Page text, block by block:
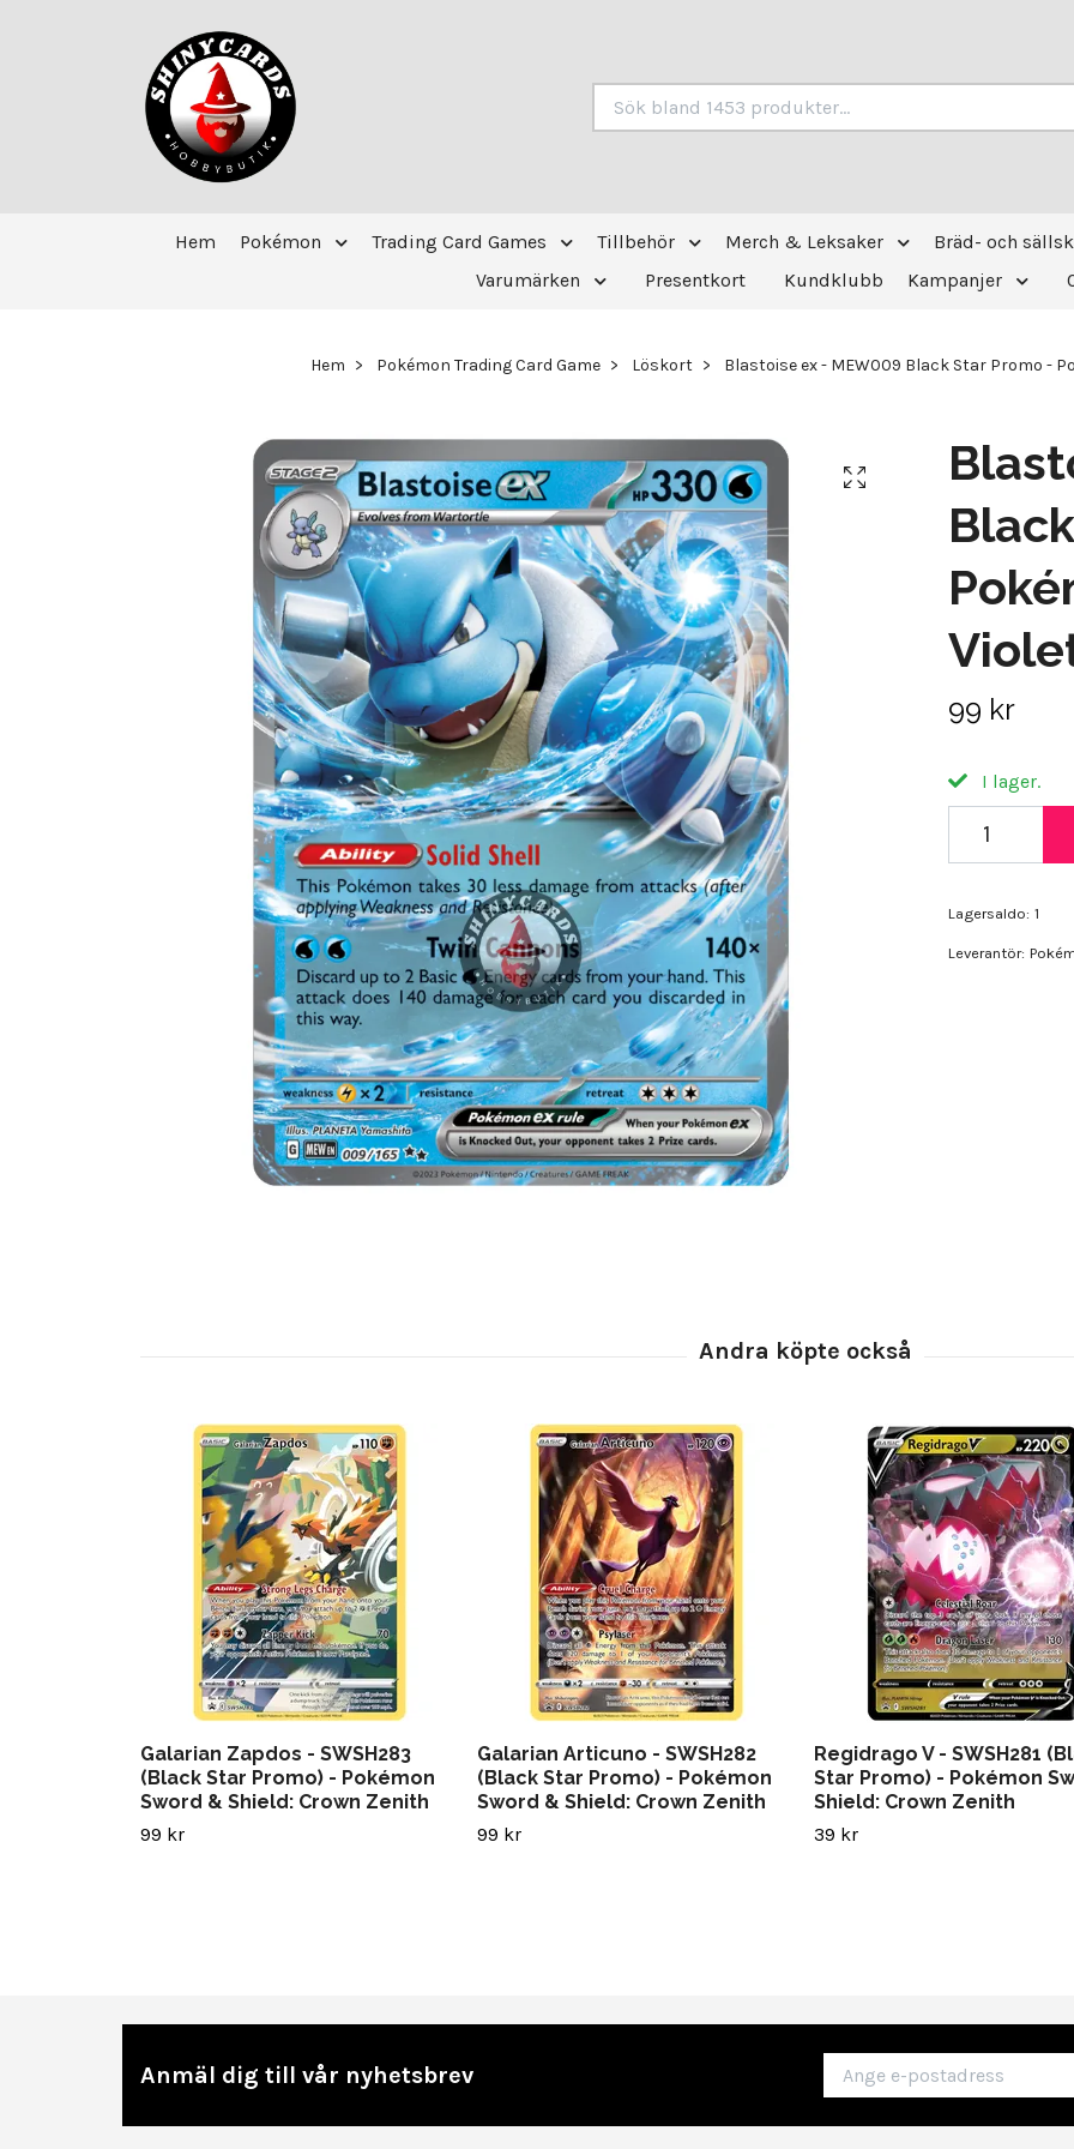
Hem Pokémon Trading Card Games Tillbehör Merch & Leksaker Bräd- och
Varumärken
Presentkort Kundklubb Kampanjer
Hem Pokémon Trading Card Game Löskort Blastoise ex - MEW009 Black Star Promo -
99 kr
I lager.
Lagersaldo: 1
Leverantör:
Galarian Zapdos - SWSH283
(Black Star Promo) - Pokémon
Sword & Shield: Crown Zenith
99 kr
Galarian Articuno - SWSH282
(Black Star Promo) - Pokémon
Sword & Shield: Crown Zenith
99 kr
Regidrago V - SWSH281
Star Promo) - Pokémon
Shield: Crown Zenith
39 kr
Anmäl dig till vår nyhetsbrev